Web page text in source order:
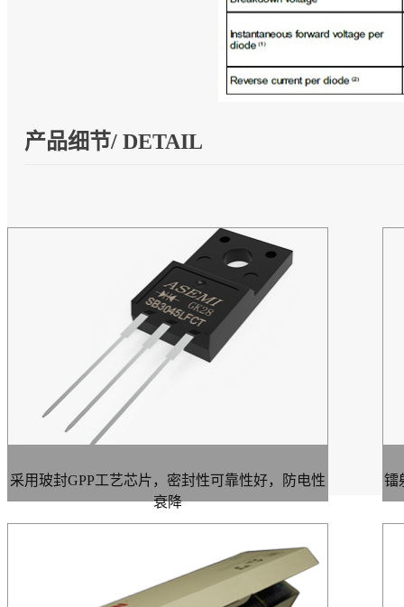
产品细节/ DETAIL
采用玻封GPP工艺芯片，密封性可靠性好，防电性
衰降
镭